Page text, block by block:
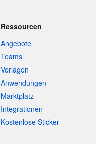
Ressourcen
Angebote
Teams
Vorlagen
Anwendungen
Marktplatz
Integrationen
Kostenlose Sticker